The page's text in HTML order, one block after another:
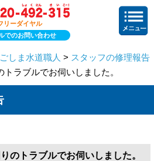
リーダイヤル
でのお問い合わせ
しま水道職人 > スタッフの修理報告
ラブルでお伺いしました。
のトラブルでお伺いしました。